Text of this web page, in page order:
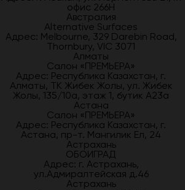
офис 266Н
Австралия
Alternative Surfaces
Адрес: Melbourne, 329 Darebin Road,
Thornbury, VIC 3071
Алматы
Салон «ПРЕМЬЕРА»
Адрес: Республика Казахстан, г.
Алматы, ТК Жибек Жолы, ул. Жибек
Жолы, 135/10а, этаж 1, бутик А23а
Астана
Салон «ПРЕМЬЕРА»
Адрес: Республика Казахстан, г.
Астана, пр-т. Мангилик Ел, 24
Астрахань
ОБОИГРАД
Адрес: г. Астрахань,
ул.Адмиралтейская д.46
Астрахань